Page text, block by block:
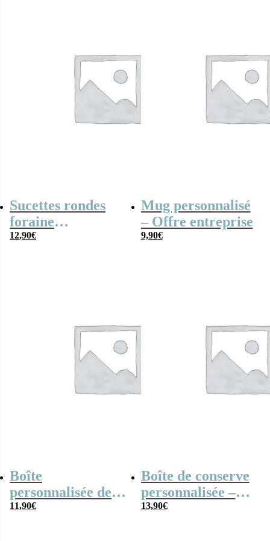
Sucettes rondes
foraine
personnalisées x12
12,90€
Mug personnalisé
– Offre entreprise
9,90€
Boîte
personnalisée de
10 nougats tendres
11,90€
Boîte de conserve
personnalisée –
Cadeau entreprise
13,90€